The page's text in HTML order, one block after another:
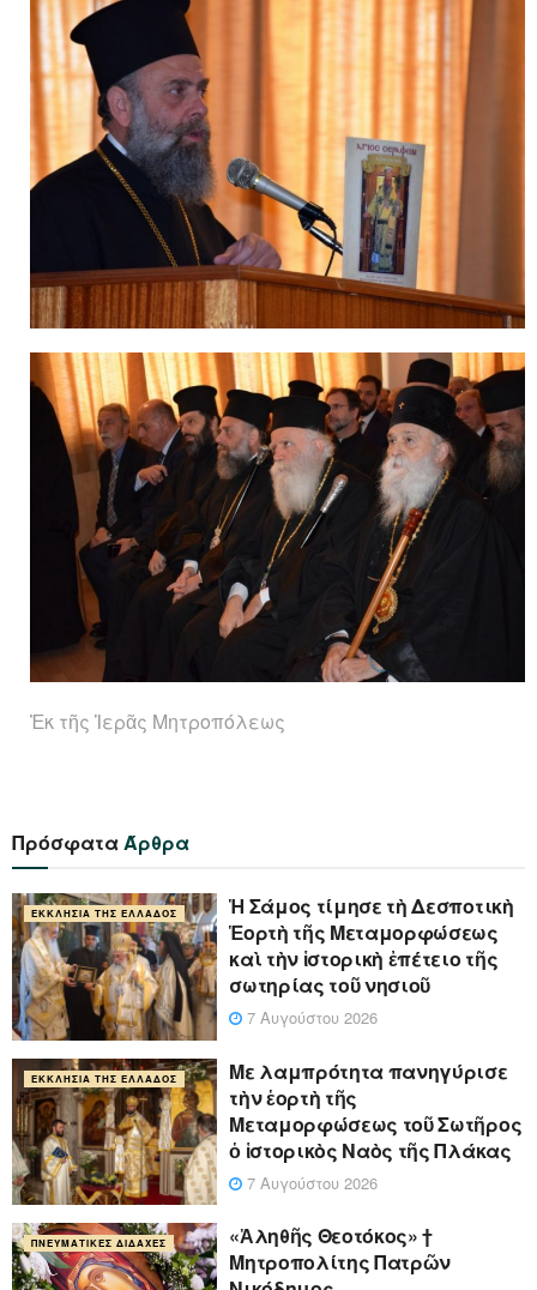
Ἐκ τῆς Ἱερᾶς Μητροπόλεως
ΠρόσφαταΆρθρα
ΕΚΚΛΗΣΊΑ ΤΗΣ ΕΛΛΆΔΟΣ
Ἡ Σάμος τίμησε τὴ Δεσποτικὴ
Ἑορτὴ τῆς Μεταμορφώσεως
καὶ τὴν ἱστορικὴ ἐπέτειο τῆς
σωτηρίας τοῦ νησιοῦ
7 Αυγούστου 2026
ΕΚΚΛΗΣΊΑ ΤΗΣ ΕΛΛΆΔΟΣ
Με λαμπρότητα πανηγύρισε
τὴν ἑορτὴ τῆς
Μεταμορφώσεως τοῦ Σωτῆρος
ὁ ἱστορικὸς Ναὸς τῆς Πλάκας
7 Αυγούστου 2026
ΠΝΕΥΜΑΤΙΚΈΣ ΔΙΔΑΧΈΣ
«Ἀληθῆς Θεοτόκος» †
Μητροπολίτης Πατρῶν